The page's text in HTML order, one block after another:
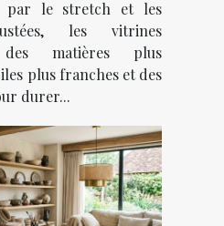
par le stretch et les
les vitrines
matières plus
plus franches et des
durer...